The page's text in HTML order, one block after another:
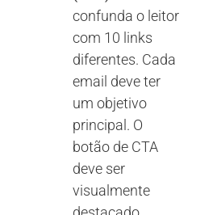
confunda o leitor
com 10 links
diferentes. Cada
email deve ter
um objetivo
principal. O
botão de CTA
deve ser
visualmente